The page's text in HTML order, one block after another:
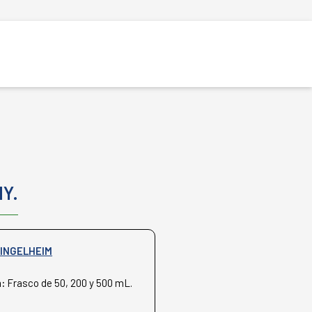
Frasco de 50, 200 y 500 mL.